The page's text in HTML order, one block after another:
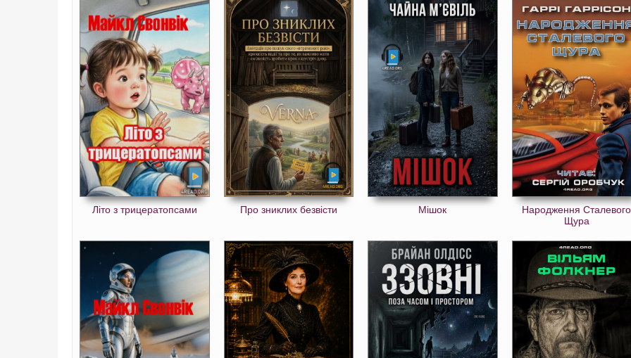
Літо з трицератопсами Про зниклих безвісти Мішок
Народження Сталевого
Щура